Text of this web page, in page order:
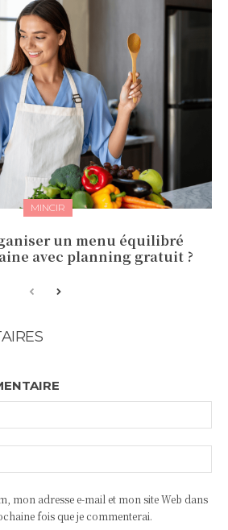
MINCIR
un menu équilibré
avec planning gratuit ?
mon adresse e-mail et mon site Web dans
fois que je commenterai.